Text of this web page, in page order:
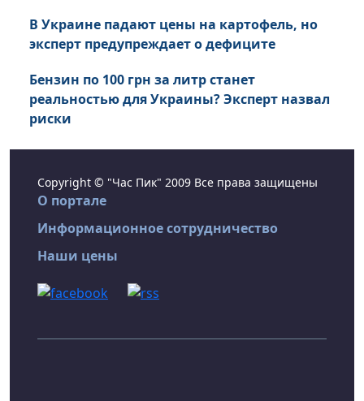
В Украине падают цены на картофель, но
эксперт предупреждает о дефиците
Бензин по 100 грн за литр станет
реальностью для Украины? Эксперт назвал
риски
Copyright © "Час Пик" 2009 Все права защищены
О портале
Информационное сотрудничество
Наши цены